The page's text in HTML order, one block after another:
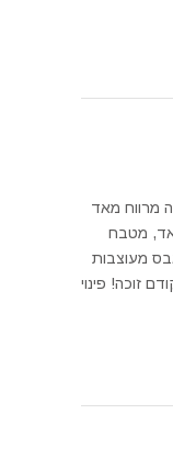
מרווח מאד
מטבח
מעוצבות
זוכה! פינוי